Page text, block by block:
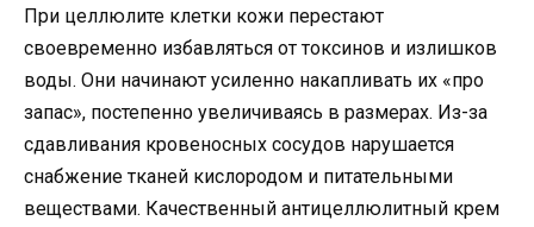
При целлюлите клетки кожи перестают
своевременно избавляться от токсинов и излишков
воды. Они начинают усиленно накапливать их «про
запас», постепенно увеличиваясь в размерах. Из-за
сдавливания кровеносных сосудов нарушается
снабжение тканей кислородом и питательными
веществами. Качественный антицеллюлитный крем